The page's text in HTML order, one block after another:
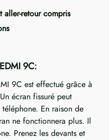
aller-retour compris
9C:
9C est effectué grâce à
écran fissuré peut
En raison de
ne fonctionnera plus. Il
Prenez les devants et